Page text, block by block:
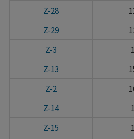
Z-28
Z-29
Z-3
Z-13
Z-2
Z-14
Z-15